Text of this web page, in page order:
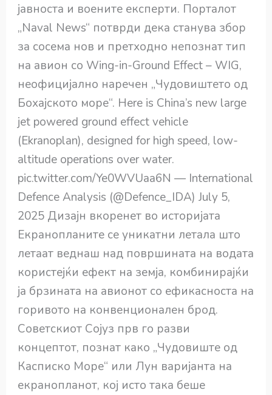
јавноста и воените експерти. Порталот
„Naval News“ потврди дека станува збор
за сосема нов и претходно непознат тип
на авион со Wing-in-Ground Effect – WIG,
неофицијално наречен „Чудовиштето од
Бохајското море“. Here is China’s new large
jet powered ground effect vehicle
(Ekranoplan), designed for high speed, low-
altitude operations over water.
pic.twitter.com/Ye0WVUaa6N — International
Defence Analysis (@Defence_IDA) July 5,
2025 Дизајн вкоренет во историјата
Екранопланите се уникатни летала што
летаат веднаш над површината на водата
користејќи ефект на земја, комбинирајќи
ја брзината на авионот со ефикасноста на
горивото на конвенционален брод.
Советскиот Сојуз прв го разви
концептот, познат како „Чудовиште од
Касписко Море“ или Лун варијанта на
екранопланот, кој исто така беше